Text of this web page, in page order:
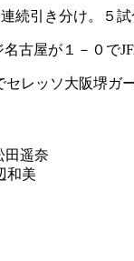
続引き分け。５
古屋が１－０で
レッソ大阪堺
遥奈
和美